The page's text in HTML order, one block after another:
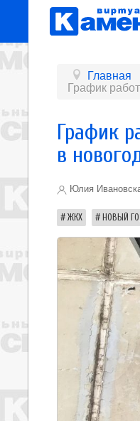
Главная
График
График
в
Юлия
ЖКХ НОВЫЙ